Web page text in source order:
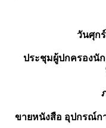
วันศุก
ประชุมผู้ปกครองนัก
ขายหนังสือ อุปกรณ์กา